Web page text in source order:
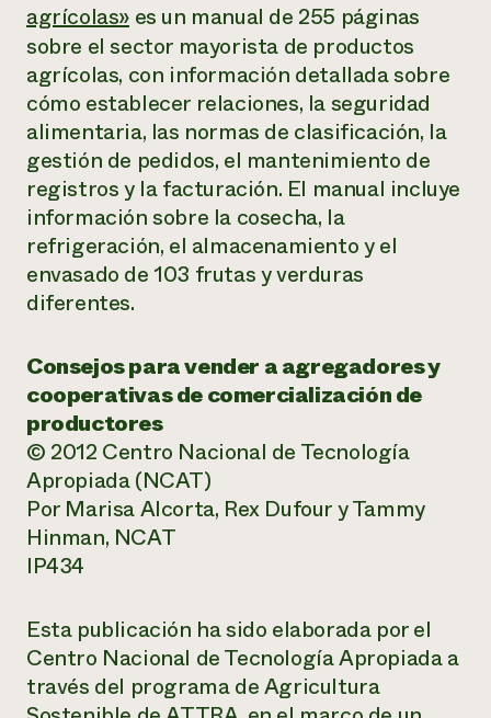
agrícolas» es un manual de 255 páginas
sobre el sector mayorista de productos
agrícolas, con información detallada sobre
cómo establecer relaciones, la seguridad
alimentaria, las normas de clasificación, la
gestión de pedidos, el mantenimiento de
registros y la facturación. El manual incluye
información sobre la cosecha, la
refrigeración, el almacenamiento y el
envasado de 103 frutas y verduras
diferentes.
Consejos para vender a agregadores y
cooperativas de comercialización de
productores
© 2012 Centro Nacional de Tecnología
Apropiada (NCAT)
Por Marisa Alcorta, Rex Dufour y Tammy
Hinman, NCAT
IP434
Esta publicación ha sido elaborada por el
Centro Nacional de Tecnología Apropiada a
través del programa de Agricultura